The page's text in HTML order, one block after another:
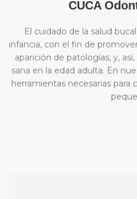
CUCA
El cuidado de la salud
infancia, con el fin de
aparición de patologías, y,
sana en la edad adulta. En
herramientas necesarias para